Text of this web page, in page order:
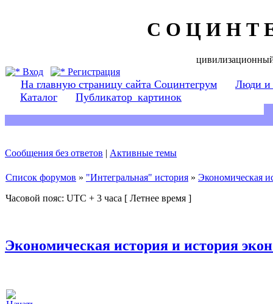
С О Ц И Н Т
Вход
Регистрация
На главную страницу сайта Социнтегрум
Люди и
Каталог
Публикатор_картинок
Сообщения без ответов | Активные темы
Список форумов » "Интегральная" история » Экономическая
Часовой пояс: UTC + 3 часа [ Летнее время ]
Экономическая история и история